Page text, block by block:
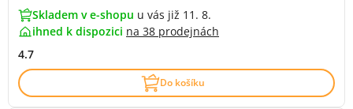
Skladem v e-shopu u vás již 11. 8.
ihned k dispozici na 38 prodejnách
4.7
Do košíku